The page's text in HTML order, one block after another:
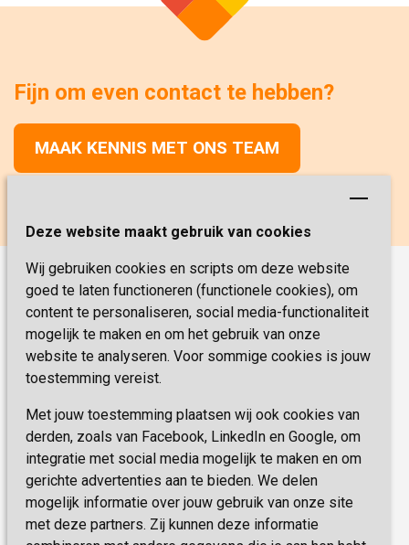
Deze website maakt gebruik van cookies
Wij gebruiken cookies en scripts om deze website
goed te laten functioneren (functionele cookies), om
content te personaliseren, social media-functionaliteit
mogelijk te maken en om het gebruik van onze
website te analyseren. Voor sommige cookies is jouw
toestemming vereist.
Met jouw toestemming plaatsen wij ook cookies van
derden, zoals van Facebook, LinkedIn en Google, om
integratie met social media mogelijk te maken en om
gerichte advertenties aan te bieden. We delen
mogelijk informatie over jouw gebruik van onze site
met deze partners. Zij kunnen deze informatie
Onze functies
Verpleegkunde
Verzorging
Coördinator Zorg & Welzijn
Helpende
Medische dienst
Paramedische dienst
Psychologie
Vacatures
Werken & Leren
Veelgestelde vragen
Sevagram.nl
Fijn om even contact te hebben?
MAAK KENNIS MET ONS TEAM